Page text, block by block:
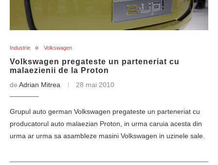
Industrie Volkswagen
Volkswagen pregateste un parteneriat cu
malaezienii de la Proton
de Adrian Mitrea 28 mai 2010
Grupul auto german Volkswagen pregateste un parteneriat cu
producatorul auto malaezian Proton, in urma caruia acesta din
urma ar urma sa asambleze masini Volkswagen in uzinele sale.